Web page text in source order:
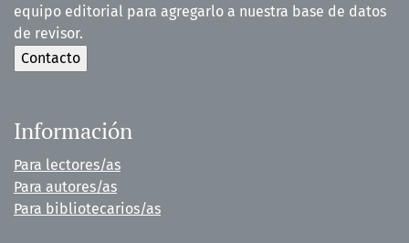
equipo editorial para agregarlo a nuestra base de datos
de revisor.
Información
Para lectores/as
Para autores/as
Para bibliotecarios/as